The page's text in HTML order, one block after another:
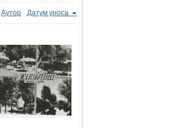
Аутор Датум уноса